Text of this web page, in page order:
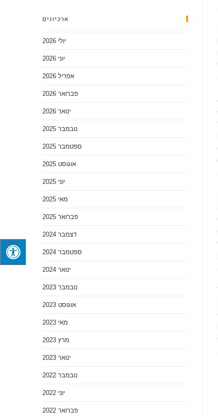
ארכיונים
יולי 2026
יוני 2026
אפריל 2026
פברואר 2026
ינואר 2026
נובמבר 2025
ספטמבר 2025
אוגוסט 2025
יוני 2025
מאי 2025
פברואר 2025
דצמבר 2024
ספטמבר 2024
ינואר 2024
נובמבר 2023
אוגוסט 2023
מאי 2023
מרץ 2023
ינואר 2023
נובמבר 2022
יוני 2022
פברואר 2022